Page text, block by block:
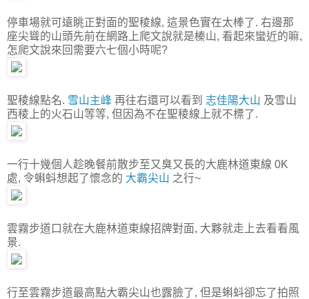
停車場就可遠眺正對面的聖稜線, 這景色實在太棒了. 右邊那
座尖聳的山頭先前在網路上爬文說就是榛山, 看起來蠻近的嘛,
怎爬文說來回需要六七個小時呢?
聖稜線點名. 雪山主峰 再往右還可以看到 志佳陽大山 及雪山
西稜上的火石山等等, 但因為不在聖稜線上就不標了.
一行十幾個人趁晚餐前散步至又臭又長的大鹿林道東線 0K
處, 令蝌蚪想起了懷念的 大霸尖山 之行~
雲霧步道口就在大鹿林道東線招牌對面, 大夥就走上去看看風
景.
行至雲霧步道最高點大霸尖山也露臉了, 但是蝌蚪卻忘了拍照